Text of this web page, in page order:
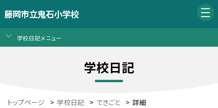
藤岡市立鬼石小学校
学校日記メニュー
学校日記
トップページ > 学校日記 > できごと > 詳細